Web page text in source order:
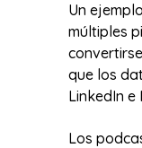
Un
múltiples
que los
LinkedIn e
Los